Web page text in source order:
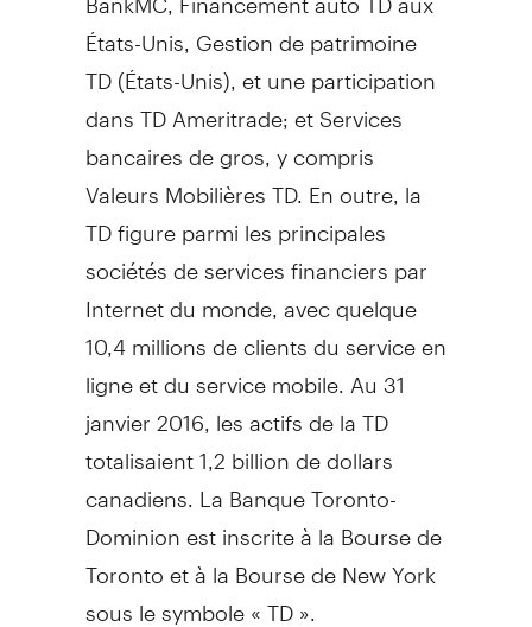
États-Unis, Gestion depatrimoine
TD (États-Unis), et une participation
dans TD Ameritrade; et Services
bancaires de gros, y compris
Valeurs Mobilières TD. En outre, la
TD figure parmi les principales
sociétés de services financiers par
Internet du monde, avec quelque
10,4 millions de clients du service en
ligne et du service mobile. Au 31
janvier 2016, les actifs de la TD
totalisaient 1,2 billion de dollars
canadiens. La Banque Toronto-
Dominion est inscrite à la Bourse de
Torontoet à la Bourse deNew York
sous le symbole « TD ».